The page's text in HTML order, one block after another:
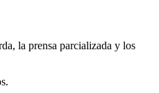
la prensa parcializada y los